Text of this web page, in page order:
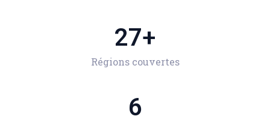
Régions couvertes
27+
6